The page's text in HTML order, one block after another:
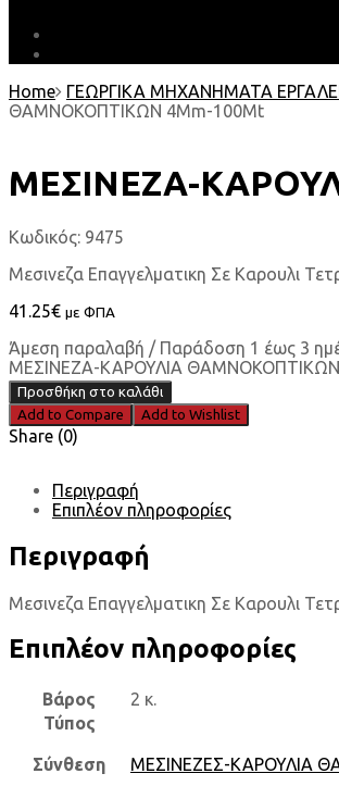
Home
ΓΕΩΡΓΙΚΑ ΜΗΧΑΝΗΜΑΤΑ
ΘΑΜΝΟΚΟΠΤΙΚΩΝ 4Mm-100Mt
ΜΕΣΙΝΕΖΑ-
Κωδικός: 9475
Μεσινεζα Επαγγελματικη Σε Καρουλι
41.25€ με ΦΠΑ
Άμεση παραλαβή / Παράδοση 1 έως 3
ΜΕΣΙΝΕΖΑ-ΚΑΡΟΥΛΙΑ ΘΑΜΝΟΚΟΠΤΙΚΩΝ
Προσθήκη στο καλάθι
Add to Compare
Add to Wishlist
Share (0)
Περιγραφή
Επιπλέον πληροφορίες
Περιγραφή
Μεσινεζα Επαγγελματικη Σε Καρουλι
Επιπλέον πληροφορίες
Βάρος
2 κ.
Τύπος
Σύνθεση ΜΕΣΙΝΕΖΕΣ-ΚΑΡΟΥΛΙΑ